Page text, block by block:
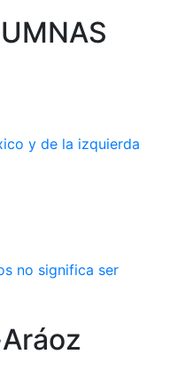
y de la izquierda
no significa ser